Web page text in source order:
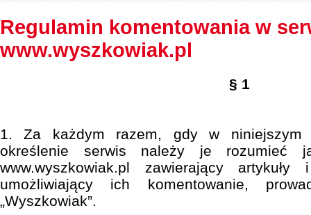
Regulamin komentowania w
www.wyszkowiak.pl
§ 1
1. Za każdym razem, gdy w niniejszym
określenie serwis należy je rozumieć
www.wyszkowiak.pl zawierający
umożliwiający ich komentowanie,
„Wyszkowiak”.